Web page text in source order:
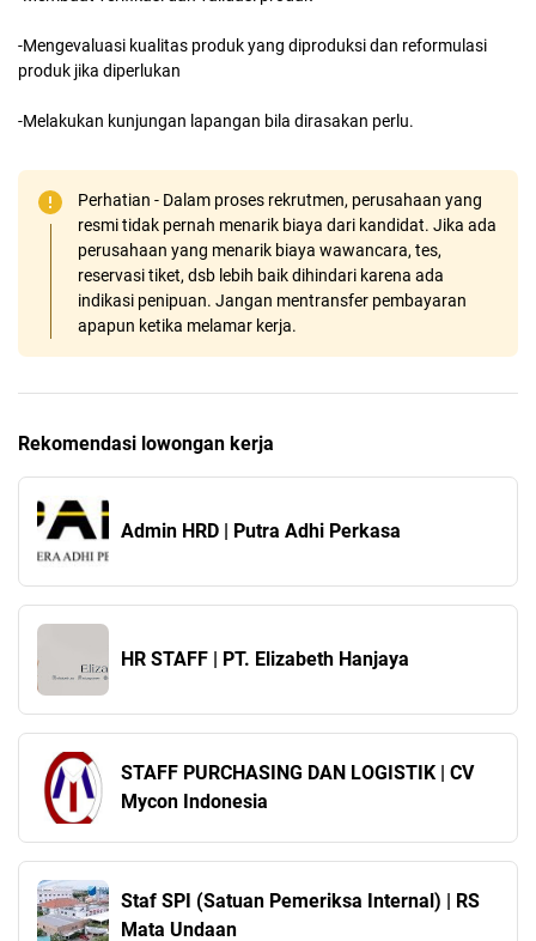
-Mengevaluasi kualitas produk yang diproduksi dan reformulasi
produk jika diperlukan
-Melakukan kunjungan lapangan bila dirasakan perlu.
Perhatian - Dalam proses rekrutmen, perusahaan yang
resmi tidak pernah menarik biaya dari kandidat. Jika ada
perusahaan yang menarik biaya wawancara, tes,
reservasi tiket, dsb lebih baik dihindari karena ada
indikasi penipuan. Jangan mentransfer pembayaran
apapun ketika melamar kerja.
Rekomendasi lowongan kerja
Admin HRD | Putra Adhi Perkasa
HR STAFF | PT. Elizabeth Hanjaya
STAFF PURCHASING DAN LOGISTIK | CV
Mycon Indonesia
Staf SPI (Satuan Pemeriksa Internal) | RS
Mata Undaan